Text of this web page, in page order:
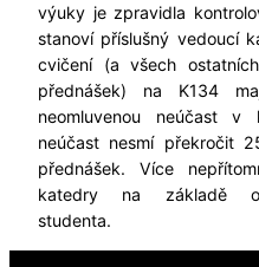
výuky je zpravidla
stanoví příslušný vedoucí
cvičení (a všech
přednášek) na K134
neomluvenou neúčast v
neúčast nesmí překročit
přednášek. Více
katedry na základě
studenta.